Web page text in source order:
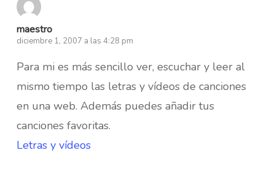
maestro
diciembre 1, 2007 a las 4:28 pm
Para mi es más sencillo ver, escuchar y leer al
mismo tiempo las letras y vídeos de canciones
en una web. Además puedes añadir tus
canciones favoritas.
Letras y vídeos